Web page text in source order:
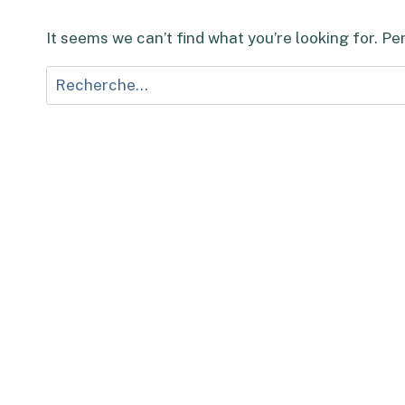
It seems we can’t find what you’re looking for.
Rechercher :